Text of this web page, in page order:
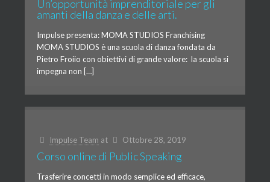
Un’opportunità imprenditoriale per gli
amanti della danza e delle arti.
Impulse presenta: MOMA STUDIOS Franchising
MOMA STUDIOS è una scuola di danza fondata da
Pietro Froiio con obiettivi di grande valore: la scuola si
impegna non […]
Impulse Team at Ottobre 28, 2019
Corso online di Public Speaking
Trasferire concetti in modo semplice ed efficace,